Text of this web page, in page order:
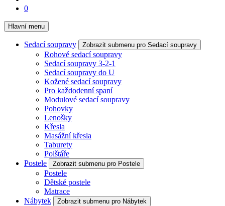
0
Hlavní menu
Sedací soupravy Zobrazit submenu pro Sedací soupravy
Rohové sedací soupravy
Sedací soupravy 3-2-1
Sedací soupravy do U
Kožené sedací soupravy
Pro každodenní spaní
Modulové sedací soupravy
Pohovky
Lenošky
Křesla
Masážní křesla
Taburety
Polštáře
Postele
Zobrazit submenu pro Postele
Postele
Dětské postele
Matrace
Nábytek
Zobrazit submenu pro Nábytek